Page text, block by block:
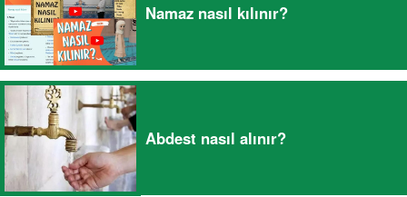
Namaz nasıl kılınır?
Abdest nasıl alınır?